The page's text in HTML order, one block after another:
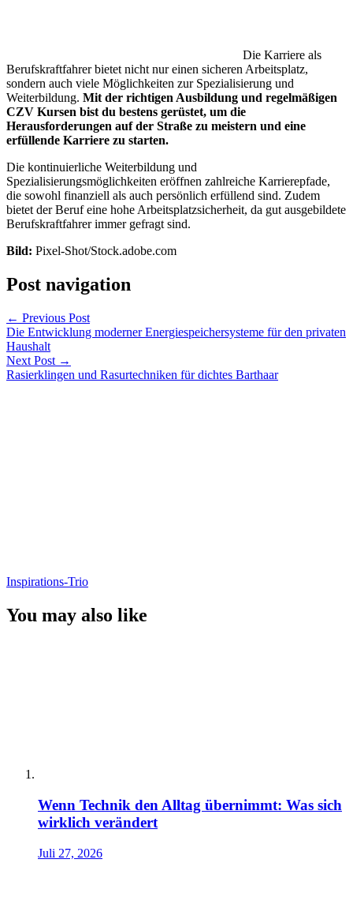
Die Karriere als
Berufskraftfahrer bietet nicht nur einen sicheren Arbeitsplatz,
sondern auch viele Möglichkeiten zur Spezialisierung und
Weiterbildung. Mit der richtigen Ausbildung und regelmäßigen
CZV Kursen bist du bestens gerüstet, um die
Herausforderungen auf der Straße zu meistern und eine
erfüllende Karriere zu starten.
Die kontinuierliche Weiterbildung und
Spezialisierungsmöglichkeiten eröffnen zahlreiche Karrierepfade,
die sowohl finanziell als auch persönlich erfüllend sind. Zudem
bietet der Beruf eine hohe Arbeitsplatzsicherheit, da gut ausgebildete
Berufskraftfahrer immer gefragt sind.
Bild: Pixel-Shot/Stock.adobe.com
Post navigation
← Previous Post
Die Entwicklung moderner Energiespeichersysteme für den privaten
Haushalt
Next Post →
Rasierklingen und Rasurtechniken für dichtes Barthaar
Inspirations-Trio
You may also like
Wenn Technik den Alltag übernimmt: Was sich
wirklich verändert
Juli 27, 2026